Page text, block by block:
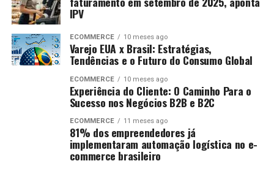
IPV
ECOMMERCE 10 meses ago
Varejo EUA x Brasil: Estratégias,
Tendências e o Futuro do Consumo Global
ECOMMERCE 10 meses ago
Experiência do Cliente: O Caminho Para o
Sucesso nos Negócios B2B e B2C
ECOMMERCE 11 meses ago
81% dos empreendedores já
implementaram automação logística no e-
commerce brasileiro